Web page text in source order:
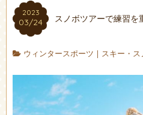
2023
03/24 スノボツアーで練習を
ウィンタースポーツ | スキー・ス